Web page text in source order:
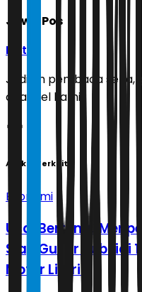
Jawa Pos
Ikuti
Jadilah pembaca setia,
channel kami!
Artikel Terkait
Ekonomi
Usai Bertemu
Siap Guyur Subsidi
Motor Listrik